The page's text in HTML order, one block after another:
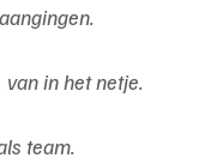
in het netje.
team.